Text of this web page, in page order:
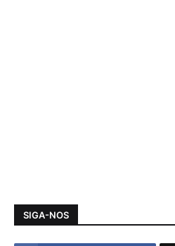
SIGA-NOS